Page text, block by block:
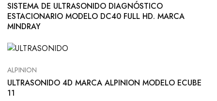
SISTEMA DE ULTRASONIDO DIAGNÓSTICO
ESTACIONARIO MODELO DC40 FULL HD. MARCA
MINDRAY
ALPINION
ULTRASONIDO 4D MARCA ALPINION MODELO ECUBE
11